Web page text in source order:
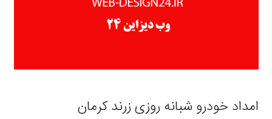
امداد خودرو شبانه روزی زرند کرمان